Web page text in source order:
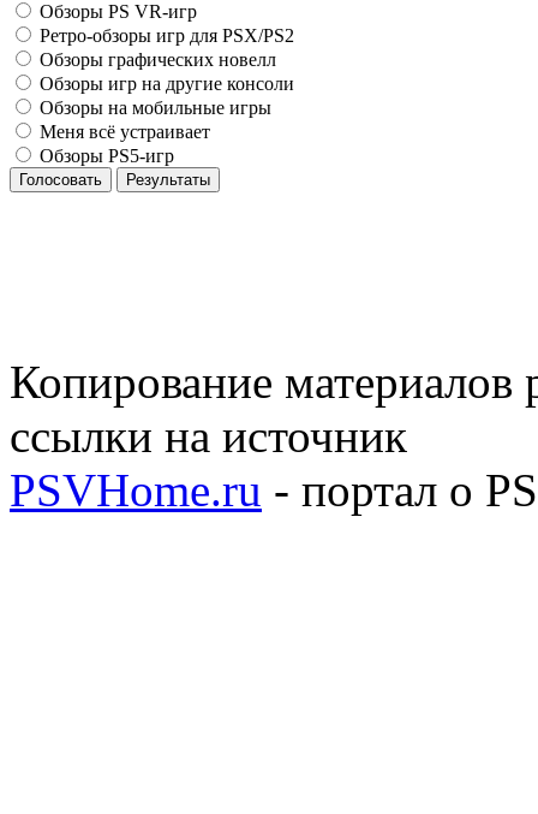
Обзоры PS VR-игр
Ретро-обзоры игр для PSX/PS2
Обзоры графических новелл
Обзоры игр на другие консоли
Обзоры на мобильные игры
Меня всё устраивает
Обзоры PS5-игр
Голосовать Результаты
Копирование материалов
ссылки на источник
PSVHome.ru - портал о